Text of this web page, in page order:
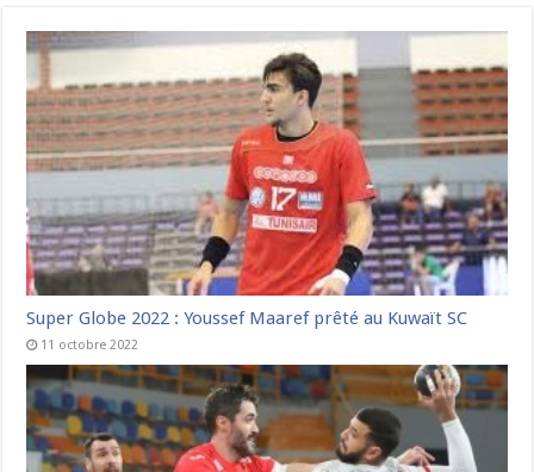
Super Globe 2022 : Youssef Maaref prêté au Kuwaït SC
11 octobre 2022